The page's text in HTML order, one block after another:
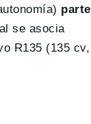
parte
se asocia
R135 (135 cv,